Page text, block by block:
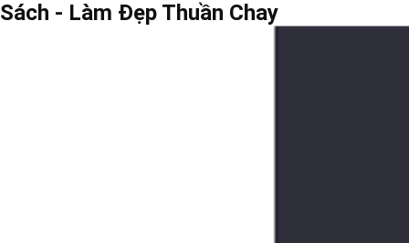
Sách - Làm Đẹp Thuần Chay